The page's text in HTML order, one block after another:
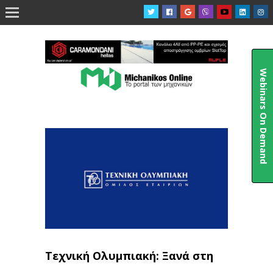

Τεχνική Ολυμπιακή: Ξανά στη
Webinars On Demand